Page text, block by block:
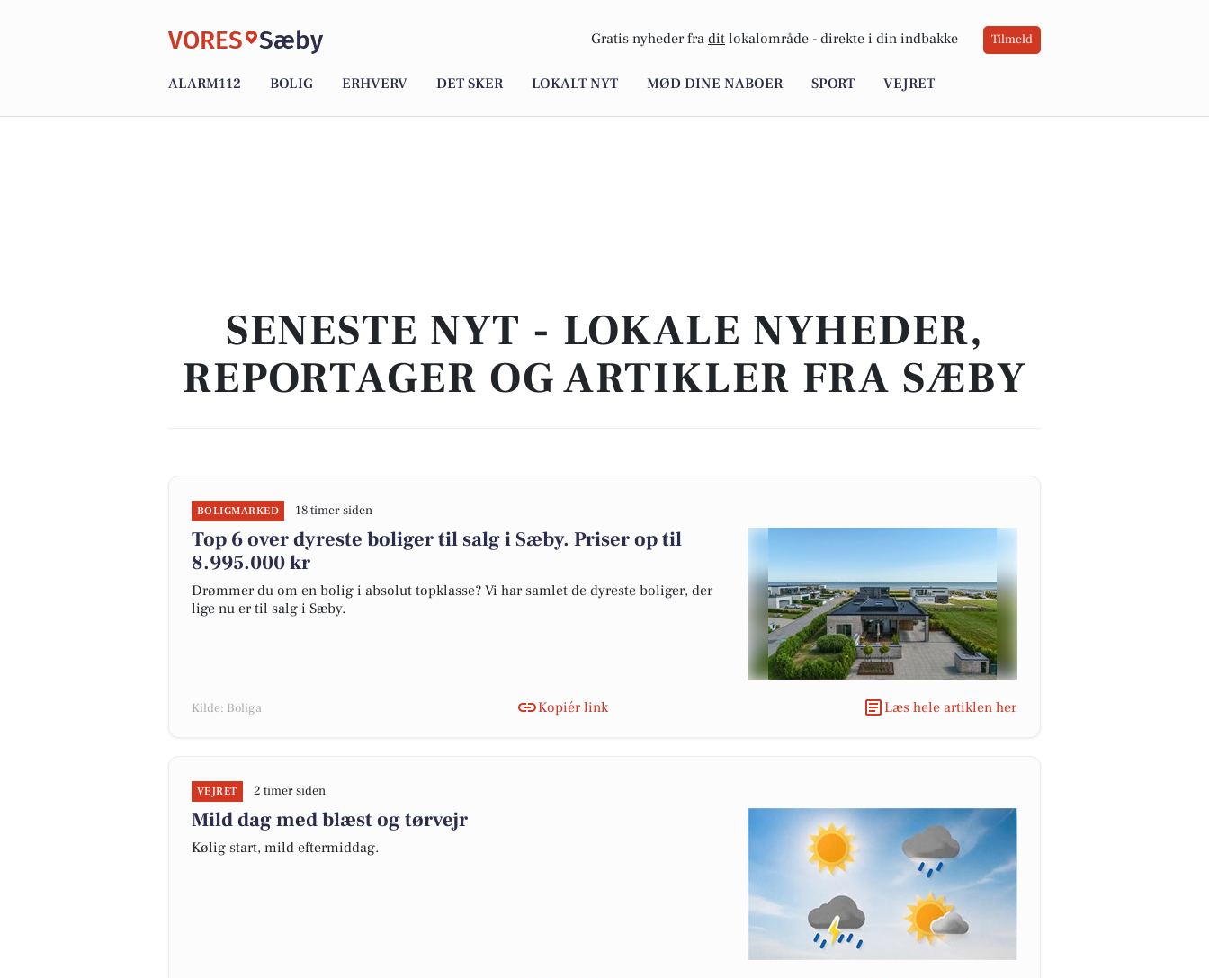
VORES Sæby Gratis nyheder fra dit lokalområde - direkte i din indbakke Tilmeld
ALARM112 BOLIG ERHVERV DET SKER LOKALT NYT MØD DINE NABOER SPORT VEJRET
SENESTE NYT - LOKALE NYHEDER,
REPORTAGER OG ARTIKLER FRA SÆBY
BOLIGMARKED 18 timer siden
Top 6 over dyreste boliger til salg i Sæby. Priser op til
8.995.000 kr
Drømmer du om en bolig i absolut topklasse? Vi har samlet de dyreste boliger, der
lige nu er til salg i Sæby.
Kilde: Boliga Kopiér link Læs hele artiklen her
VEJRET 2 timer siden
Mild dag med blæst og tørvejr
Kølig start, mild eftermiddag.